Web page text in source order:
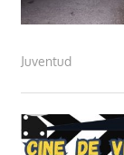
Juventud